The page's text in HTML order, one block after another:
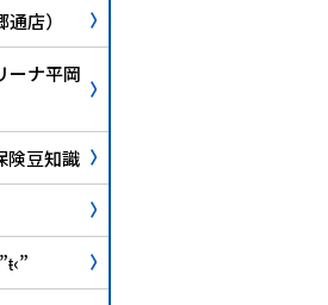
店）
ーナ平岡
険豆知識